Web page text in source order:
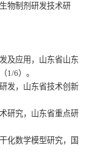
物制剂研发技术研
及应用，山东省山东
1/6）。
发，山东省技术创新
研究，山东省重点研
化数学模型研究，国